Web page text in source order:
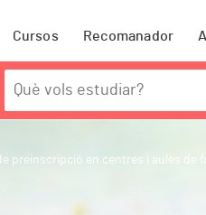
Cursos Recomanador
preinscripció en centres i aules de